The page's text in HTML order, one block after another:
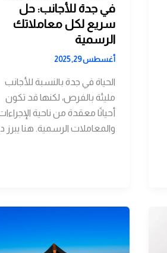
في جدة للأجانب: حل
سريع لكل معاملاتك
الرسمية
أغسطس 29, 2025
الحياة في جدة بالنسبة للأجانب
مليئة بالفرص، لكنها قد تكون
أحيانًا معقدة من ناحية
والمعاملات الرسمية. هنا يبرز